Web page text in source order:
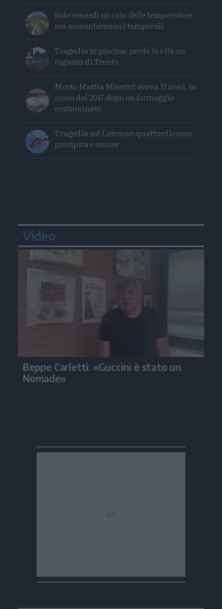
Solo venerdì un calo delle temperature
ma aumenteranno i temporali
Tragedia in piscina: perde la vita un
ragazzo di Trento
Morto Mattia Maestri: aveva 13 anni, in
coma dal 2017 dopo un formaggio
contaminato
Tragedia sul Latemar: quattordicenne
precipita e muore
Video
Beppe Carletti: «Guccini è stato un
Nomade»